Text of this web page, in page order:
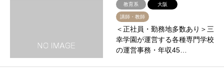
教育系 大阪
講師・教師
＜正社員・勤務地多数あり＞三
幸学園が運営する各種専門学校
の運営事務・年収45…